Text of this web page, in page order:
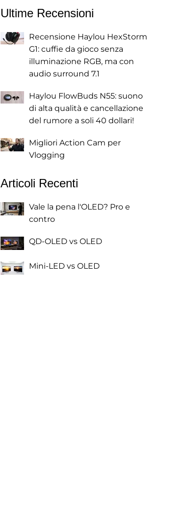
Ultime Recensioni
Recensione Haylou HexStorm
G1: cuffie da gioco senza
illuminazione RGB, ma con
audio surround 7.1
Haylou FlowBuds N55: suono
di alta qualità e cancellazione
del rumore a soli 40 dollari!
Migliori Action Cam per
Vlogging
Articoli Recenti
Vale la pena l'OLED? Pro e
contro
QD-OLED vs OLED
Mini-LED vs OLED